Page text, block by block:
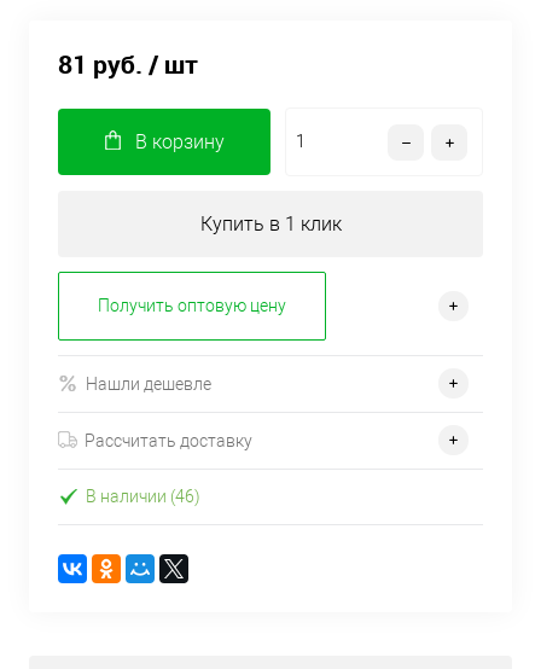
81 руб. / шт
В корзину
Купить в 1 клик
Получить оптовую цену
Нашли дешевле
Рассчитать доставку
В наличии (46)